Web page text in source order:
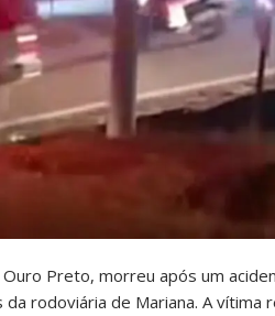
Preto, morreu após um
rodoviária de Mariana. A vítima